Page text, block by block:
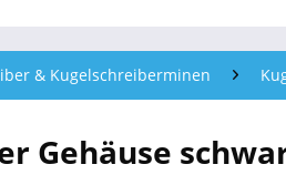
& Kugelschreiberminen
Gehäuse